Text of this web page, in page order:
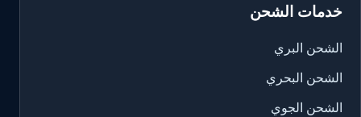
خدمات الشحن
الشحن البري
الشحن البحري
الشحن الجوي